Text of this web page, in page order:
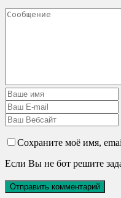
Сохраните моё имя,
Если Вы не бот решите